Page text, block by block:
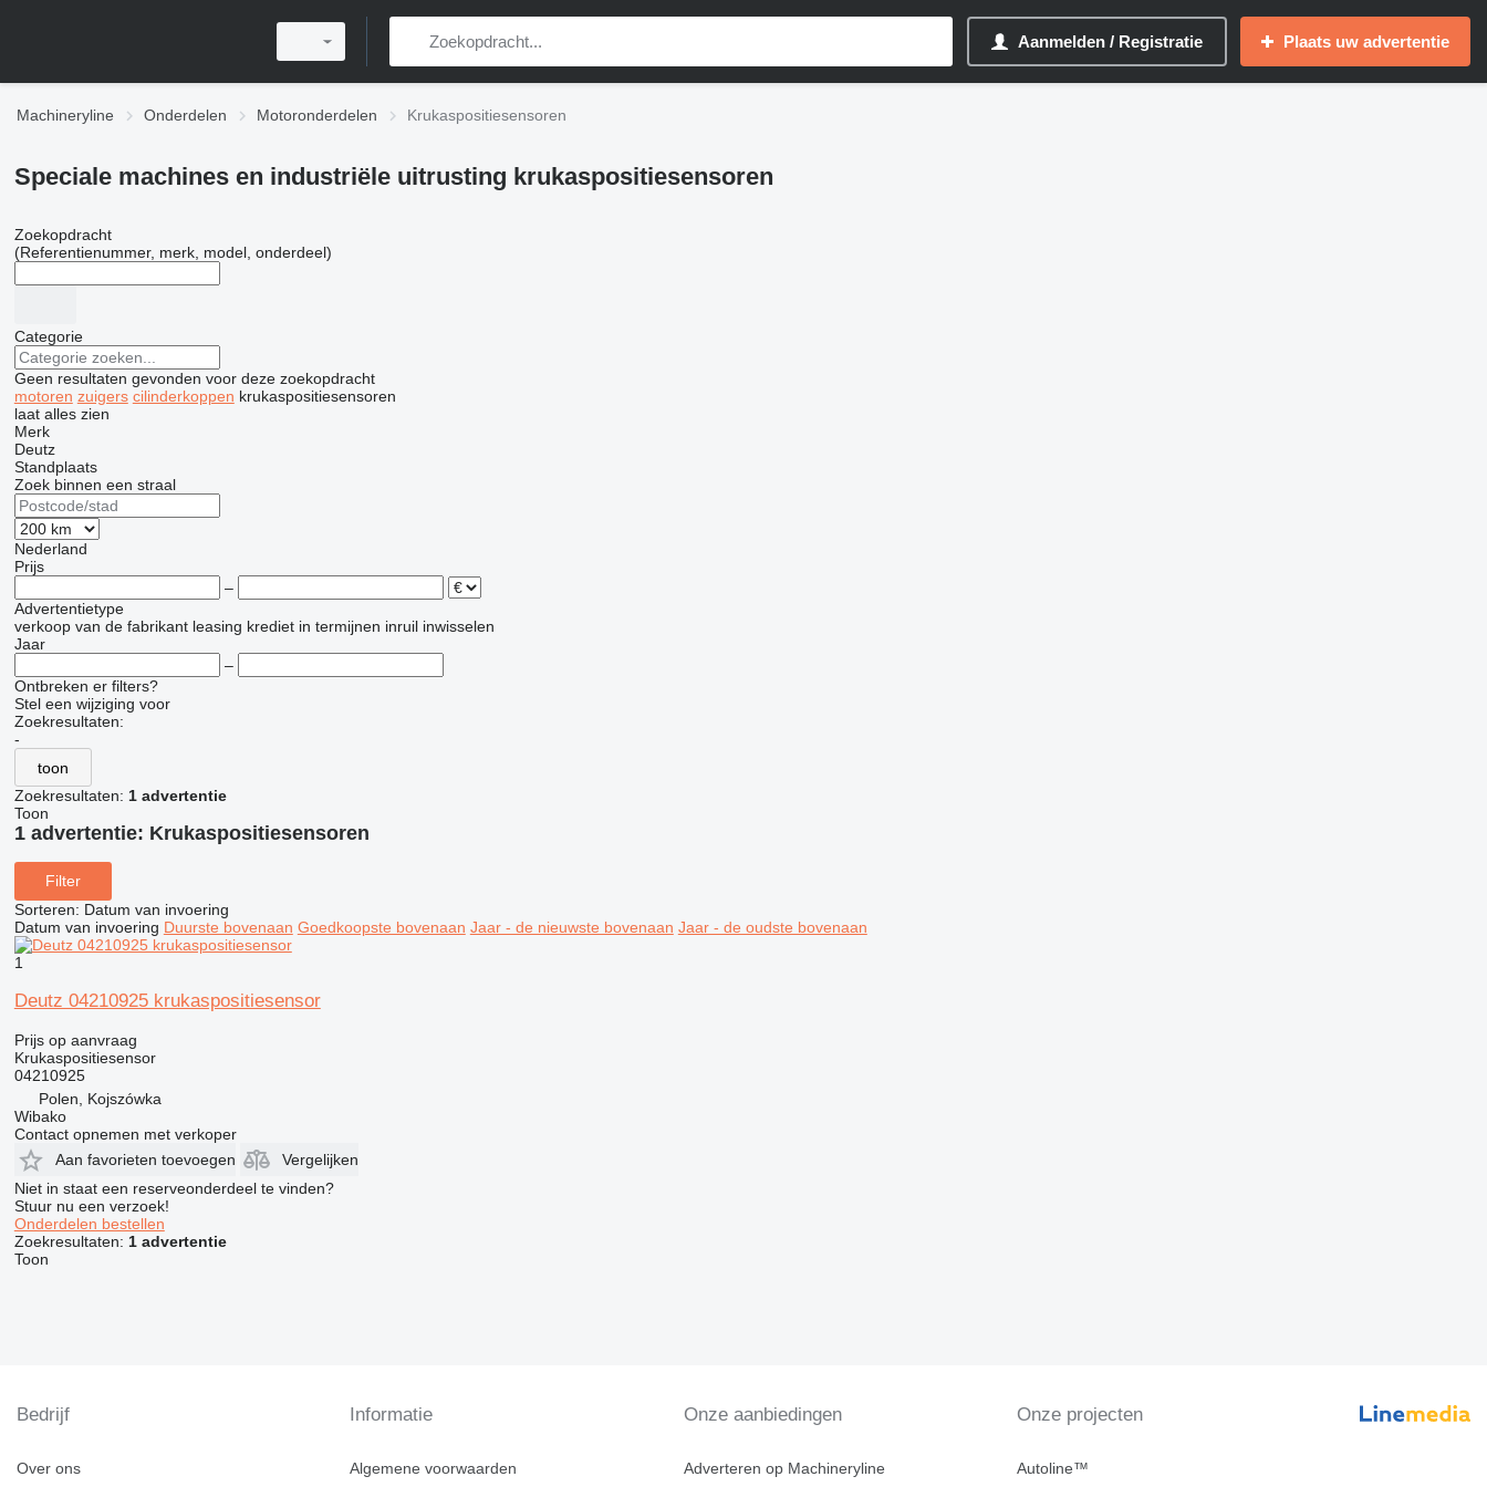
Aanmelden / Registratie Plaats uw advertentie
Machineryline Onderdelen Motoronderdelen Krukaspositiesensoren
Speciale machines en industriële uitrusting krukaspositiesensoren
Zoekopdracht
(Referentienummer, merk, model, onderdeel)
Categorie
Geen resultaten gevonden voor deze zoekopdracht
motoren zuigers cilinderkoppen krukaspositiesensoren
laat alles zien
Merk
Deutz
Standplaats
Zoek binnen een straal
Nederland
Prijs
–
Advertentietype
verkoop van de fabrikant leasing krediet in termijnen inruil inwisselen
Jaar
–
Ontbreken er filters?
Stel een wijziging voor
Zoekresultaten:
-
toon
Zoekresultaten: 1 advertentie
Toon
1 advertentie: Krukaspositiesensoren
Filter
Sorteren: Datum van invoering
Datum van invoering Duurste bovenaan Goedkoopste bovenaan Jaar - de nieuwste bovenaan Jaar - de oudste bovenaan
1
Deutz 04210925 krukaspositiesensor
Prijs op aanvraag
Krukaspositiesensor
04210925
Polen, Kojszówka
Wibako
Contact opnemen met verkoper
Aan favorieten toevoegen
Vergelijken
Niet in staat een reserveonderdeel te vinden?
Stuur nu een verzoek!
Onderdelen bestellen
Zoekresultaten: 1 advertentie
Toon
Bedrijf
Over ons
Informatie
Algemene voorwaarden
Onze aanbiedingen
Adverteren op Machineryline
Onze projecten
Autoline™